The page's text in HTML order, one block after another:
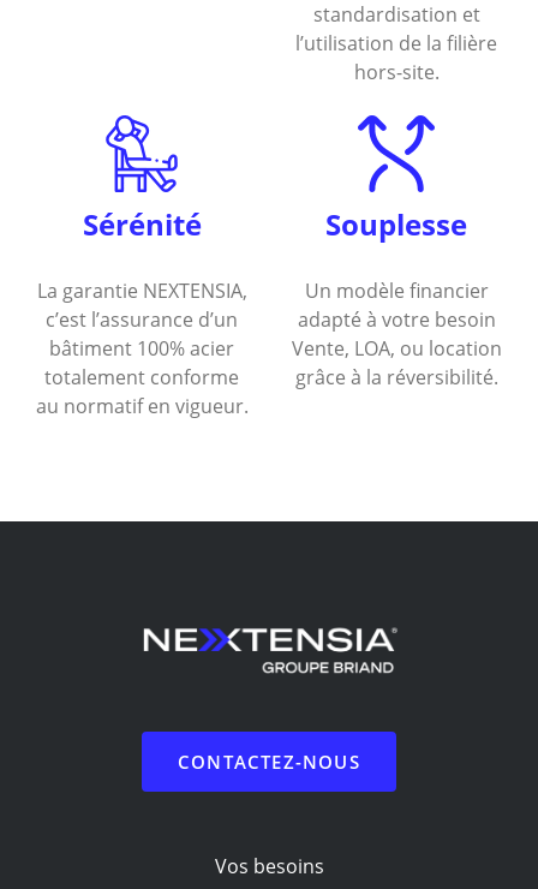
standardisation et
l’utilisation de la filière
hors-site.
Sérénité
La garantie NEXTENSIA,
c’est l’assurance d’un
bâtiment 100% acier
totalement conforme
au normatif en vigueur.
Souplesse
Un modèle financier
adapté à votre besoin
Vente, LOA, ou location
grâce à la réversibilité.
CONTACTEZ-NOUS
Vos besoins